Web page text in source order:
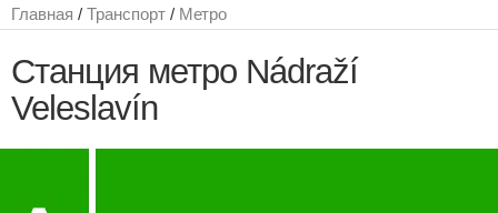
Главная / Транспорт / Метро
Станция метро Nádraží
Veleslavín